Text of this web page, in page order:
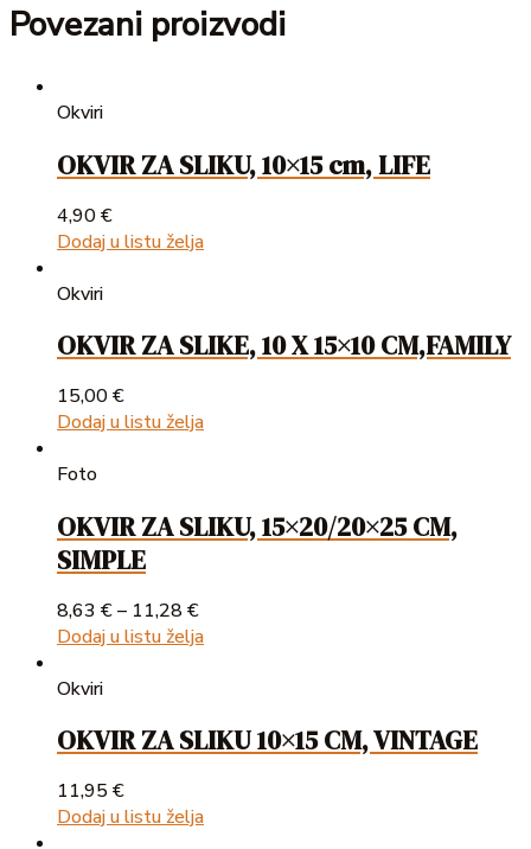
Povezani proizvodi
Okviri
OKVIR ZA SLIKU, 10×15 cm, LIFE
4,90€
Dodaj u listu želja
Okviri
OKVIR ZA SLIKE, 10 X 15×10 CM,FAMILY
15,00€
Dodaj u listu želja
Foto
OKVIR ZA SLIKU, 15×20/20×25 CM,
SIMPLE
8,63 €– 11,28 €
Dodaj u listu želja
Okviri
OKVIR ZA SLIKU 10×15 CM, VINTAGE
11,95€
Dodaj u listu želja